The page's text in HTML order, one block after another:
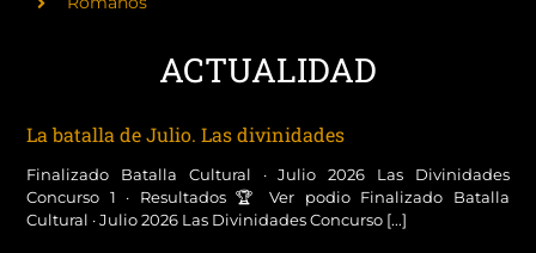
ACTUALIDAD
La batalla de Julio. Las divinidades
Finalizado Batalla Cultural · Julio 2026 Las Divinidades
Concurso 1 · Resultados 🏆 Ver podio Finalizado Batalla
Cultural · Julio 2026 Las Divinidades Concurso [...]